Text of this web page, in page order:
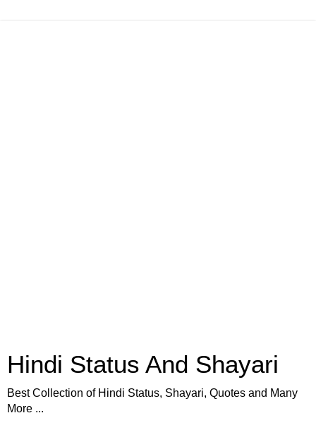
Hindi Status And Shayari
Best Collection of Hindi Status, Shayari, Quotes and Many
More ...